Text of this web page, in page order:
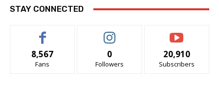
STAY CONNECTED
8,567
Fans
0
Followers
20,910
Subscribers